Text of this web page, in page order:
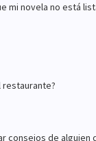
novela no está
restaurante?
de alguien